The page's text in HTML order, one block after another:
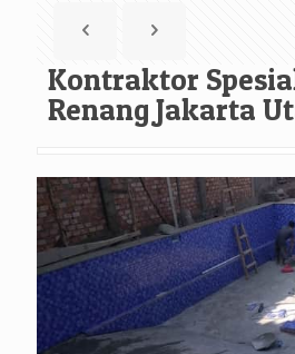
Kontraktor
Renang Jakarta